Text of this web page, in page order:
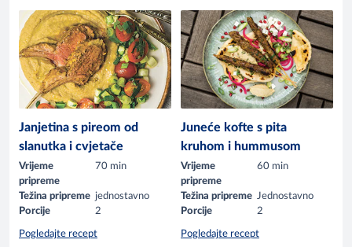
Janjetina s pireom od
slanutka i cvjetače
Vrijeme
pripreme
70 min
Težina pripreme jednostavno
Porcije
2
Pogledajte recept
Juneće kofte s pita
kruhom i hummusom
Vrijeme
pripreme
60 min
Težina pripreme Jednostavno
Porcije
2
Pogledajte recept